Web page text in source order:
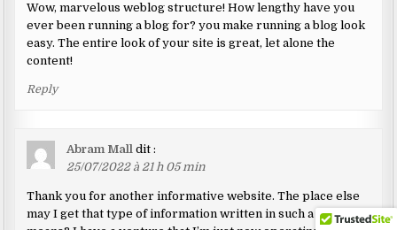
Wow, marvelous weblog structure! How lengthy have you
ever been running a blog for? you make running a blog look
easy. The entire look of your site is great, let alone the
content!
Reply
Abram Mall dit :
25/07/2022 à 21 h 05 min
Thank you for another informative website. The place else
may I get that type of information written in such a perfect